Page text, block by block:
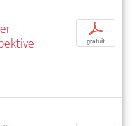
p
gratuit